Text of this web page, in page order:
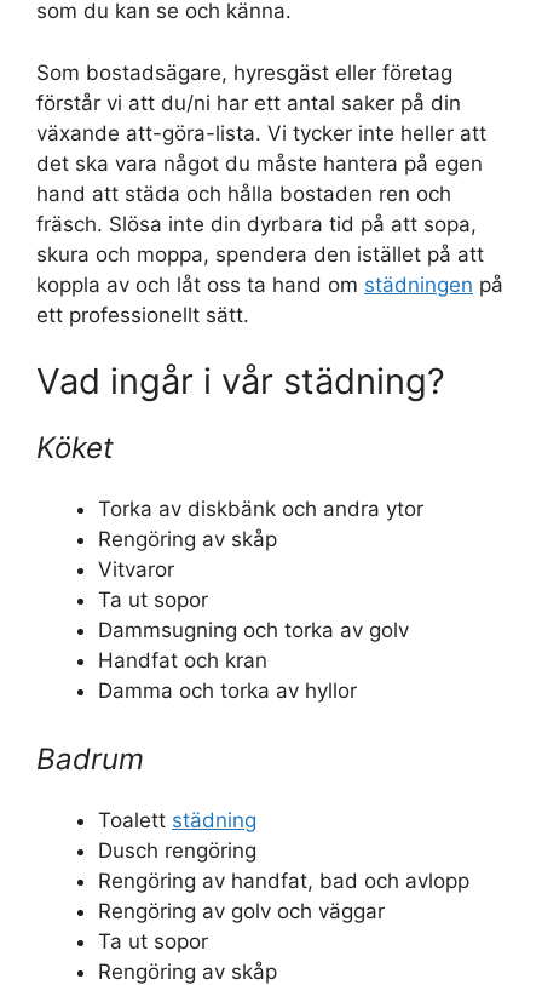
som du kan se och känna.
Som bostadsägare, hyresgäst eller företag
förstår vi att du/ni har ett antal saker på din
växande att-göra-lista. Vi tycker inte heller att
det ska vara något du måste hantera på egen
hand att städa och hålla bostaden ren och
fräsch. Slösa inte din dyrbara tid på att sopa,
skura och moppa, spendera den istället på att
koppla av och låt oss ta hand om städningen på
ett professionellt sätt.
Vad ingår i vår städning?
Köket
Torka av diskbänk och andra ytor
Rengöring av skåp
Vitvaror
Ta ut sopor
Dammsugning och torka av golv
Handfat och kran
Damma och torka av hyllor
Badrum
Toalett städning
Dusch rengöring
Rengöring av handfat, bad och avlopp
Rengöring av golv och väggar
Ta ut sopor
Rengöring av skåp